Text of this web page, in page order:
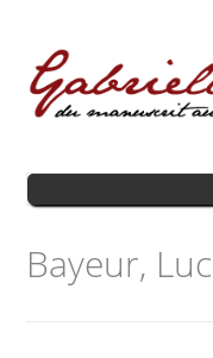
Bayeur,